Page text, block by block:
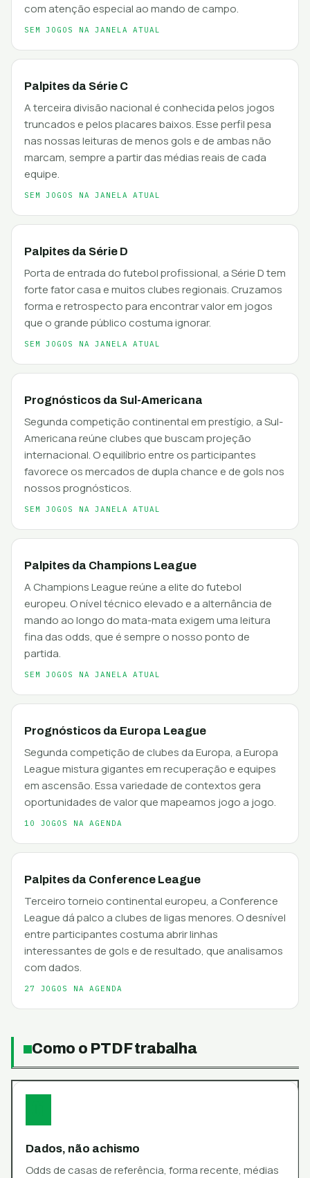
com atenção especial ao mando de campo.
SEM JOGOS NA JANELA ATUAL
Palpites da Série C
A terceira divisão nacional é conhecida pelos jogos
truncados e pelos placares baixos. Esse perfil pesa
nas nossas leituras de menos gols e de ambas não
marcam, sempre a partir das médias reais de cada
equipe.
SEM JOGOS NA JANELA ATUAL
Palpites da Série D
Porta de entrada do futebol profissional, a Série D tem
forte fator casa e muitos clubes regionais. Cruzamos
forma e retrospecto para encontrar valor em jogos
que o grande público costuma ignorar.
SEM JOGOS NA JANELA ATUAL
Prognósticos da Sul-Americana
Segunda competição continental em prestígio, a Sul-
Americana reúne clubes que buscam projeção
internacional. O equilíbrio entre os participantes
favorece os mercados de dupla chance e de gols nos
nossos prognósticos.
SEM JOGOS NA JANELA ATUAL
Palpites da Champions League
A Champions League reúne a elite do futebol
europeu. O nível técnico elevado e a alternância de
mando ao longo do mata-mata exigem uma leitura
fina das odds, que é sempre o nosso ponto de
partida.
SEM JOGOS NA JANELA ATUAL
Prognósticos da Europa League
Segunda competição de clubes da Europa, a Europa
League mistura gigantes em recuperação e equipes
em ascensão. Essa variedade de contextos gera
oportunidades de valor que mapeamos jogo a jogo.
10 JOGOS NA AGENDA
Palpites da Conference League
Terceiro torneio continental europeu, a Conference
League dá palco a clubes de ligas menores. O desnível
entre participantes costuma abrir linhas
interessantes de gols e de resultado, que analisamos
com dados.
27 JOGOS NA AGENDA
Como o PTDF trabalha
Dados, não achismo
Odds de casas de referência, forma recente, médias